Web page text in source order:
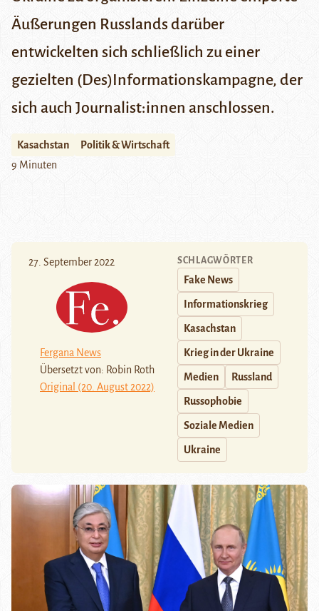
Äußerungen Russlands darüber
entwickelten sich schließlich zu einer
gezielten (Des)Informationskampagne, der
sich auch Journalist:innen anschlossen.
Kasachstan
Politik & Wirtschaft
9 Minuten
27. September 2022
Fergana News
Übersetzt von: Robin Roth
Original (20. August 2022)
SCHLAGWÖRTER
Fake News
Informationskrieg
Kasachstan
Krieg in der Ukraine
Medien Russland
Russophobie
Soziale Medien
Ukraine